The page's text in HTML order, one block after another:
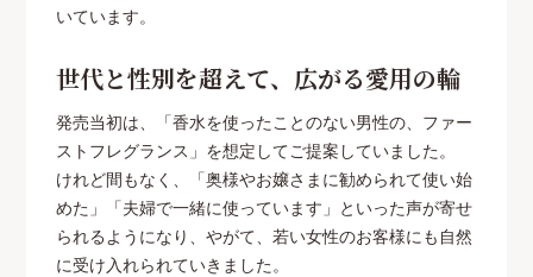
いています。
世代と性別を超えて、広がる愛用の輪
発売当初は、「香水を使ったことのない男性の、ファー
ストフレグランス」を想定してご提案していました。
けれど間もなく、「奥様やお嬢さまに勧められて使い始
めた」「夫婦で一緒に使っています」といった声が寄せ
られるようになり、やがて、若い女性のお客様にも自然
に受け入れられていきました。